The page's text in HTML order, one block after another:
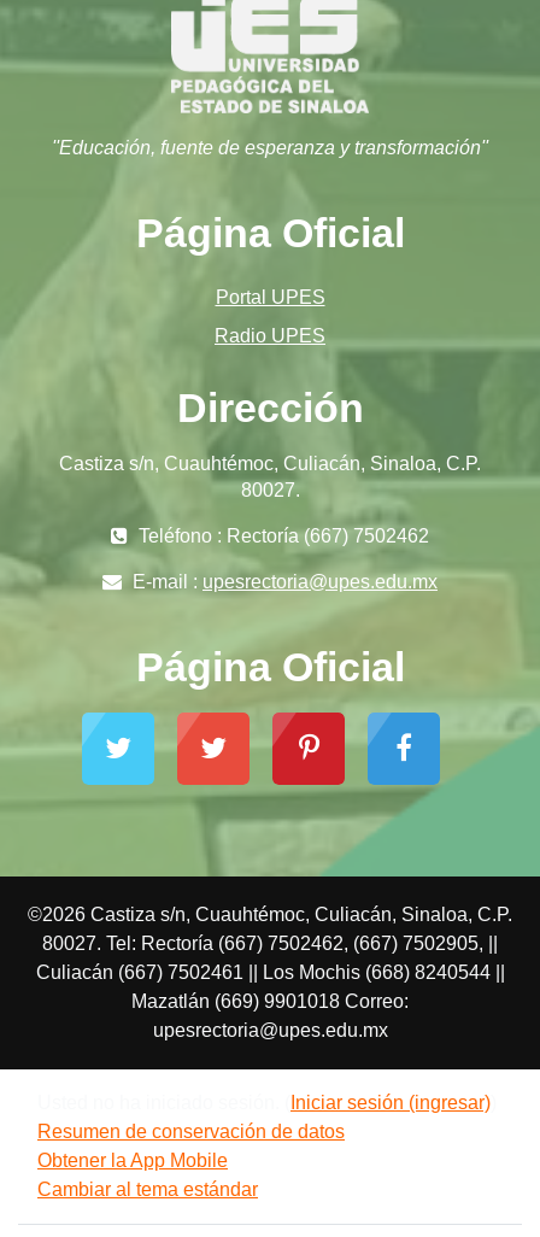
''Educación, fuente de esperanza y transformación''
Página Oficial
Portal UPES
Radio UPES
Dirección
Castiza s/n, Cuauhtémoc, Culiacán, Sinaloa, C.P.
80027.
Teléfono : Rectoría (667) 7502462
E-mail : upesrectoria@upes.edu.mx
Página Oficial
©2026 Castiza s/n, Cuauhtémoc, Culiacán, Sinaloa, C.P.
80027. Tel: Rectoría (667) 7502462, (667) 7502905, ||
Culiacán (667) 7502461 || Los Mochis (668) 8240544 ||
Mazatlán (669) 9901018 Correo:
upesrectoria@upes.edu.mx
Iniciar sesión (ingresar)
Resumen de conservación de datos
Obtener la App Mobile
Cambiar al tema estándar